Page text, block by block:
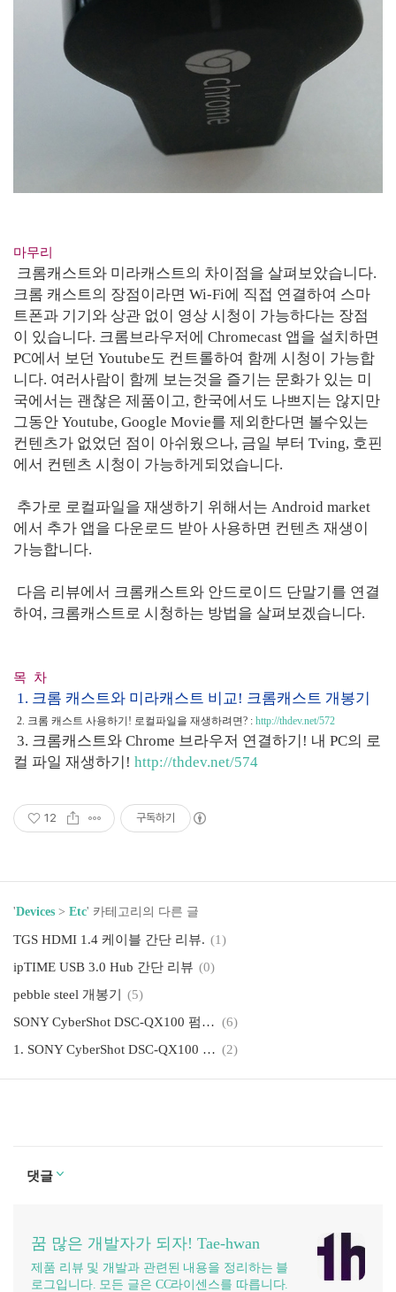
마무리
크롬캐스트와 미라캐스트의 차이점을 살펴보았습니다.
크롬 캐스트의 장점이라면 Wi-Fi에 직접 연결하여 스마
트폰과 기기와 상관 없이 영상 시청이 가능하다는 장점
이 있습니다. 크롬브라우저에 Chromecast 앱을 설치하면
PC에서 보던 Youtube도 컨트롤하여 함께 시청이 가능합
니다. 여러사람이 함께 보는것을 즐기는 문화가 있는 미
국에서는 괜찮은 제품이고, 한국에서도 나쁘지는 않지만
그동안 Youtube, Google Movie를 제외한다면 볼수있는
컨텐츠가 없었던 점이 아쉬웠으나, 금일 부터 Tving, 호핀
에서 컨텐츠 시청이 가능하게되었습니다.
추가로 로컬파일을 재생하기 위해서는 Android market
에서 추가 앱을 다운로드 받아 사용하면 컨텐츠 재생이
가능합니다.
다음 리뷰에서 크롬캐스트와 안드로이드 단말기를 연결
하여, 크롬캐스트로 시청하는 방법을 살펴보겠습니다.
목 차
1. 크롬 캐스트와 미라캐스트 비교! 크롬캐스트 개봉기
2. 크롬 캐스트 사용하기! 로컬파일을 재생하려면? : http://thdev.net/572
3. 크롬캐스트와 Chrome 브라우저 연결하기! 내 PC의 로
컬 파일 재생하기! http://thdev.net/574
12 구독하기
'Devices > Etc' 카테고리의 다른 글
TGS HDMI 1.4 케이블 간단 리뷰. (1)
ipTIME USB 3.0 Hub 간단 리뷰 (0)
pebble steel 개봉기
(5)
SONY CyberShot DSC-QX100 펌웨어 업데이트 (6)
1. SONY CyberShot DSC-QX100 간단 개봉 (2)
댓글
꿈 많은 개발자가 되자! Tae-hwan
제품 리뷰 및 개발과 관련된 내용을 정리하는 블
로그입니다. 모든 글은 CC라이센스를 따릅니다.